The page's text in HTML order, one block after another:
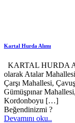
Kartal Hurda Alımı
KARTAL HURDA
olarak Atalar
Çarşı Mahallesi,
Gümüşpınar
Kordonboyu […]
Beğendinizmi ?
Devamını oku..